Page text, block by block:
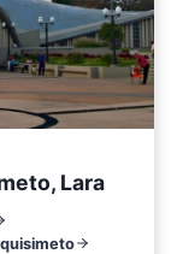
Lara